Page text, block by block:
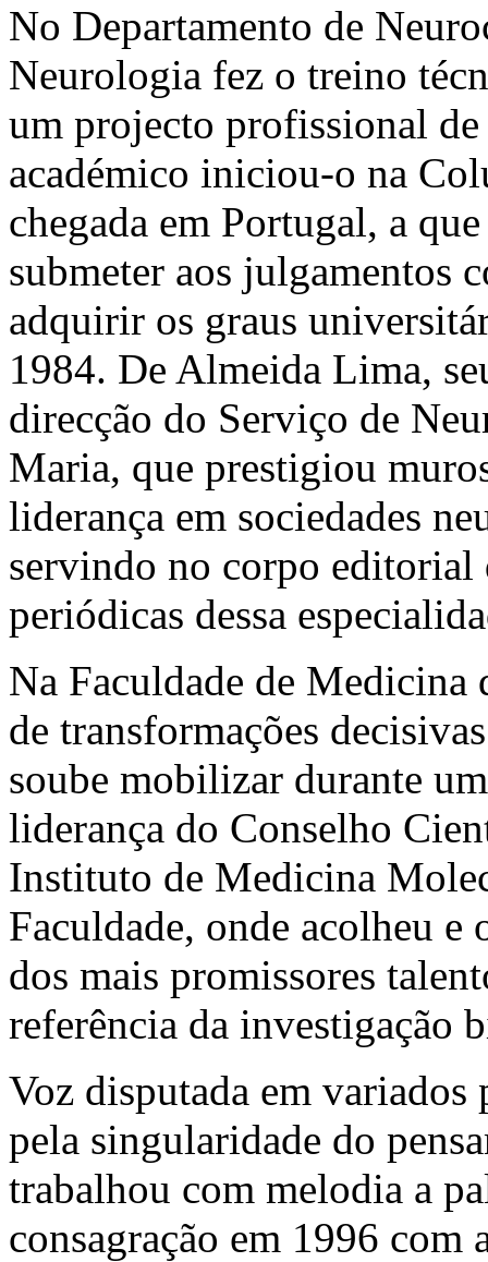
No Departamento de
Neurologia fez o treino
um projecto profissional
académico iniciou-o na
chegada em Portugal, a
submeter aos julgamentos
adquirir os graus
1984. De Almeida Lima,
direcção do Serviço de
Maria, que prestigiou
liderança em sociedades
servindo no corpo editorial
periódicas dessa
Na Faculdade de
de transformações
soube mobilizar durante
liderança do Conselho
Instituto de Medicina
Faculdade, onde acolheu e
dos mais promissores
referência da investigação
Voz disputada em variados
pela singularidade do
trabalhou com melodia a
consagração em 1996 com